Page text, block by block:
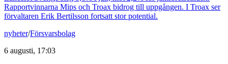
Rapportvinnarna Mips och Troax bidrog till uppgången. I Troax ser
förvaltaren Erik Bertilsson fortsatt stor potential.
nyheter/Försvarsbolag
6 augusti, 17:03